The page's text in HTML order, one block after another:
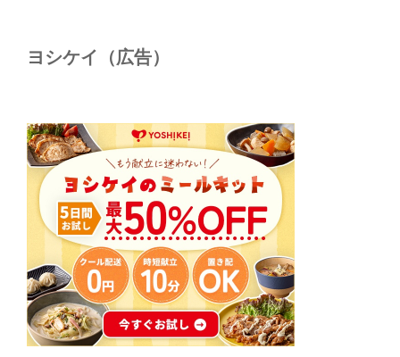
ヨシケイ（広告）